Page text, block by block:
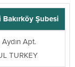
Bakırköy Şubesi
Apt.
TURKEY